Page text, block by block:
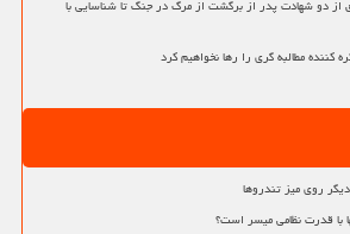
دو شهادت پدر از برگشت از مرگ در جنگ تا شناسایی با
کننده مطالبه گری را رها نخواهیم کرد
روی میز تندروها
با قدرت نظامی میسر است؟